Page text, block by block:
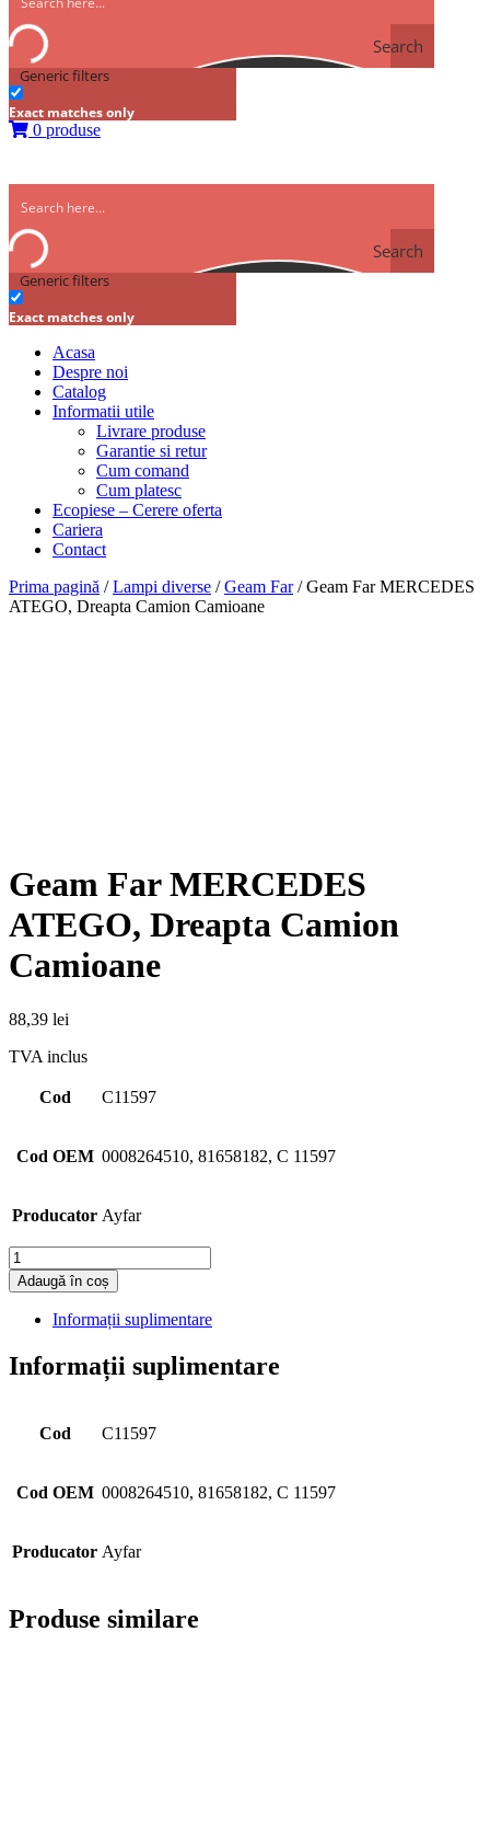
Search
Generic filters
Exact matches only
0 produse
Search
Generic filters
Exact matches only
Acasa
Despre noi
Catalog
Informatii utile
Livrare produse
Garantie si retur
Cum comand
Cum platesc
Ecopiese – Cerere oferta
Cariera
Contact
Prima pagină /Lampi diverse /Geam Far/ Geam Far MERCEDES
ATEGO, Dreapta Camion Camioane
Geam Far MERCEDES
ATEGO, Dreapta Camion
Camioane
88,39 lei
TVA inclus
Cod C11597
Cod OEM 0008264510, 81658182, C 11597
Producator Ayfar
Cantitate
Adaugă în coș
Informații suplimentare
Informații suplimentare
Cod C11597
Cod OEM 0008264510, 81658182, C 11597
Producator Ayfar
Produse similare